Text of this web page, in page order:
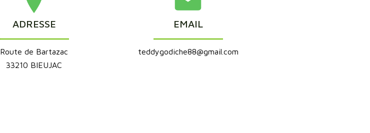
ADRESSE
Route de Bartazac
33210 BIEUJAC
EMAIL
teddygodiche88@gmail.com